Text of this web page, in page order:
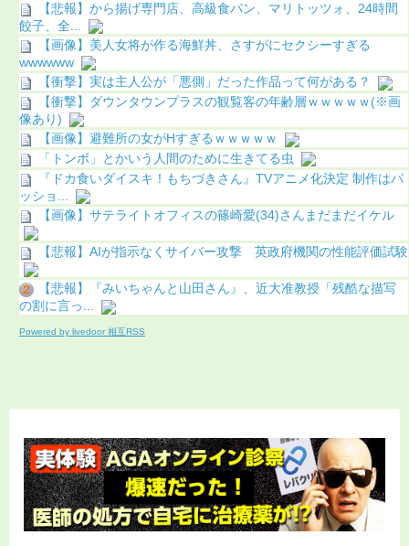
【悲報】から揚げ専門店、高級食パン、マリトッツォ、24時間
餃子、全...
【画像】美人女将が作る海鮮丼、さすがにセクシーすぎる
wwwwww
【衝撃】実は主人公が「悪側」だった作品って何がある？
【衝撃】ダウンタウンプラスの観覧客の年齢層ｗｗｗｗｗ(※画
像あり)
【画像】避難所の女がHすぎるｗｗｗｗｗ
「トンボ」とかいう人間のために生きてる虫
『ドカ食いダイスキ！もちづきさん』TVアニメ化決定 制作はパ
ッショ...
【画像】サテライトオフィスの篠崎愛(34)さんまだまだイケル
【悲報】AIが指示なくサイバー攻撃 英政府機関の性能評価試験
【悲報】『みいちゃんと山田さん』、近大准教授「残酷な描写
の割に言っ...
Powered by livedoor 相互RSS